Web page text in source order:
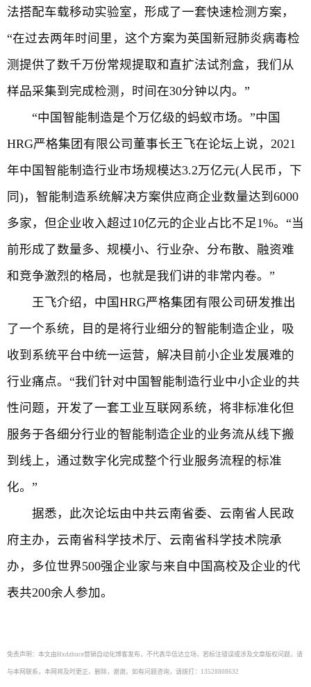
法搭配车载移动实验室，形成了一套快速检测方案，
“在过去两年时间里，这个方案为英国新冠肺炎病毒检
测提供了数千万份常规提取和直扩法试剂盒，我们从
样品采集到完成检测，时间在30分钟以内。”
“中国智能制造是个万亿级的蚂蚁市场。”中国
HRG严格集团有限公司董事长王飞在论坛上说，2021
年中国智能制造行业市场规模达3.2万亿元(人民币，下
同)，智能制造系统解决方案供应商企业数量达到6000
多家，但企业收入超过10亿元的企业占比不足1%。“当
前形成了数量多、规模小、行业杂、分布散、融资难
和竞争激烈的格局，也就是我们讲的非常内卷。”
王飞介绍，中国HRG严格集团有限公司研发推出
了一个系统，目的是将行业细分的智能制造企业，吸
收到系统平台中统一运营，解决目前小企业发展难的
行业痛点。“我们针对中国智能制造行业中小企业的共
性问题，开发了一套工业互联网系统，将非标准化但
服务于各细分行业的智能制造企业的业务流从线下搬
到线上，通过数字化完成整个行业服务流程的标准
化。”
据悉，此次论坛由中共云南省委、云南省人民政
府主办，云南省科学技术厅、云南省科学技术院承
办，多位世界500强企业家与来自中国高校及企业的代
表共200余人参加。
免责声明：本文由Hxdzhuce营销自动化博客发布，不代表华信达立场，若标注错误或涉及文章版权问题，请
与本网联系，本网将及时更正、删除，谢谢。如有问题咨询，请拨打：13528808632